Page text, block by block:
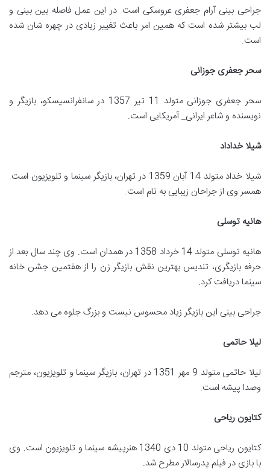
جراحی بینی آرام جعفری عروسکی است. در این عمل فاصله بین بینی و
لب بیشتر شده است که همین امر باعث تغییر زیادی در چهره شان شده
است.
سحر جعفری جوزانی
سحر جعفری جوزانی متولد 11 تیر 1357 در سانفرانسیسکو، بازیگر و
نویسنده و شاعر ایرانی_ آمریکایی است.
شیلا خداداد
شیلا خداد متولد 14 آبان 1359 در تهران، بازیگر سینما و تلویزیون است.
همسر وی از جراحان زیبایی به نام است.
هانیه توسلی
هانیه توسلی متولد 14 خرداد 1358 در همدان است. وی چند سال بعد از
حرفه بازیگری، تندیس بهترین نقش بازیگر زن را از هفتمین جشن خانه
سینما دریافت کرد.
جراحی بینی این بازیگر زیاد محسوس نیست و بزرگ جلوه می دهد.
لیلا حاتمی
لیلا حاتمی متولد 9 مهر 1351 در تهران، بازیگر سینما و تلویزیون، مترجم
وصدا پیشه است.
کتایون ریاحی
کتایون ریاحی متولد 10 دی 1340 هنرپیشه سینما و تلویزیون است. وی
با بازی در فیلم پدرسالار مطرح شد.